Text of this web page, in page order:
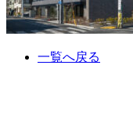
一覧へ戻る